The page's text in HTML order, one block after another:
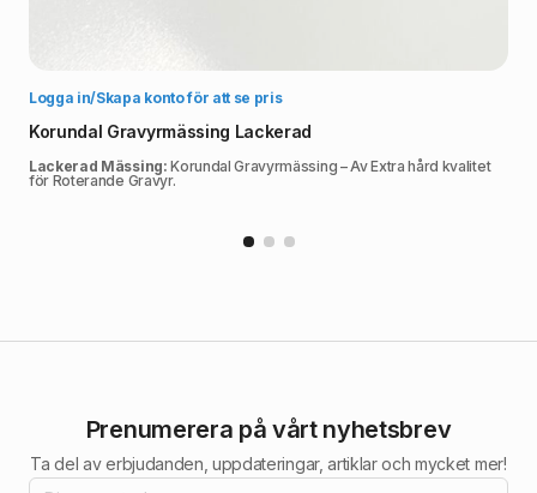
Logga in/Skapa konto för att se pris
Korundal Gravyrmässing Lackerad
Lackerad Mässing:Korundal Gravyrmässing – Av Extra hård kvalitet
för Roterande Gravyr.
Prenumerera på vårt nyhetsbrev
Ta del av erbjudanden, uppdateringar, artiklar och mycket mer!